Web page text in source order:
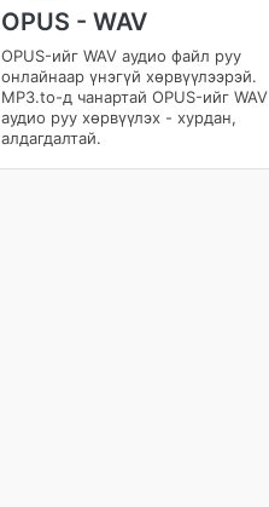
OPUS - WAV
OPUS-ийг WAV аудио файл руу
онлайнаар үнэгүй хөрвүүлээрэй.
MP3.to-д чанартай OPUS-ийг WAV
аудио руу хөрвүүлэх - хурдан,
алдагдалтай.